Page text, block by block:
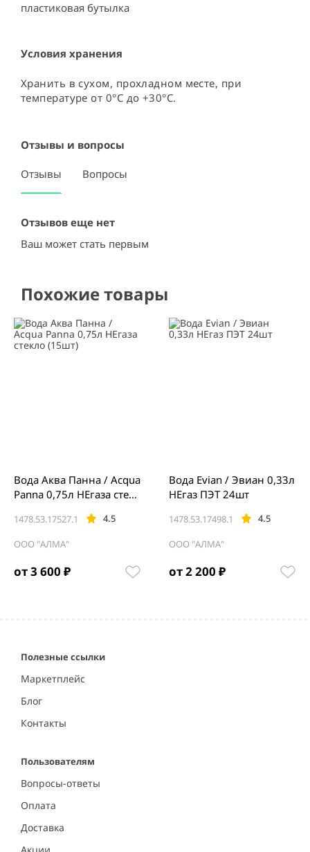
пластиковая бутылка ⠀
Условия хранения
Хранить в сухом, прохладном месте, при
температуре от 0°C до +30°C.
Отзывы и вопросы
Отзывы Вопросы
Отзывов еще нет
Ваш может стать первым
Похожие товары
от 3 600 ₽
1478.53.17527.1 4.5
Вода Аква Панна / Acqua
Panna 0,75л НЕгаза стекл
ООО "АЛМА"
от 2 200 ₽
1478.53.17498.1 4.5
Вода Evian / Эвиан 0,33л
НЕгаз ПЭТ 24шт
ООО "АЛМА"
5
Полезные ссылки
Маркетплейс
Блог
Контакты
Пользователям
Вопросы-ответы
Оплата
Доставка